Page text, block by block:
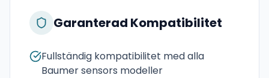
Garanterad Kompatibilitet
Fullständig kompatibilitet med alla
Baumer sensors modeller